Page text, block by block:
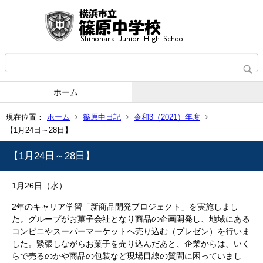
ホーム
現在位置： ホーム 篠原中日記
令和3（2021）年度
【1月24日～28日】
【1月24日～28日】
1月26日（水）
2年のキャリア学習「新商品開発プロジェクト」を実施しまし
た。グループがお菓子会社となり商品の企画開発し、地域にある
コンビニやスーパーマーケットへ売り込む（プレゼン）を行いま
した。緊張しながらお菓子を売り込んだあと、企業からは、いく
らで売るのかや商品の包装など現場目線の質問に困っていまし